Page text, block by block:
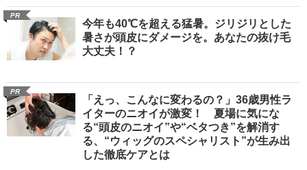
PR
今年も40℃を超える猛暑。ジリジリとした
暑さが頭皮にダメージを。あなたの抜け毛
大丈夫！？
PR
「えっ、こんなに変わるの？」36歳男性ラ
イターのニオイが激変！ 夏場に気にな
る“頭皮のニオイ”や“ベタつき”を解消す
る、“ウィッグのスペシャリスト”が生み出
した徹底ケアとは